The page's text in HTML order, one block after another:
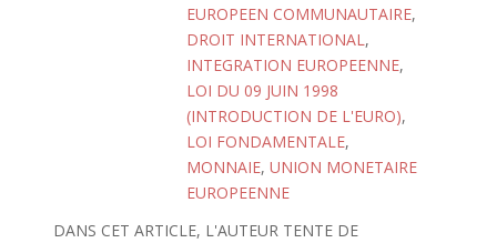
EUROPEEN COMMUNAUTAIRE,
DROIT INTERNATIONAL,
INTEGRATION EUROPEENNE,
LOI DU 09 JUIN 1998
(INTRODUCTION DE L'EURO),
LOI FONDAMENTALE,
MONNAIE, UNION MONETAIRE
EUROPEENNE
DANS CET ARTICLE, L'AUTEUR TENTE DE